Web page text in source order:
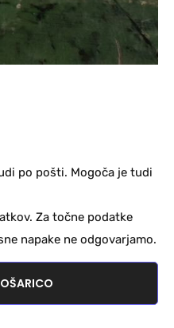
po pošti. Mogoča je tudi
Za točne podatke
napake ne odgovarjamo.